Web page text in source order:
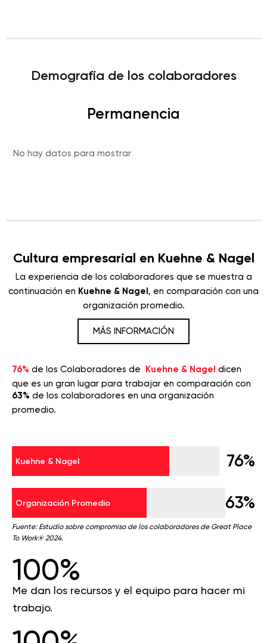
Demografía de los colaboradores
Permanencia
No hay datos para mostrar
Cultura empresarial en Kuehne & Nagel
La experiencia de los colaboradores que se muestra a
continuación en Kuehne & Nagel, en comparación con una
organización promedio.
MÁS INFORMACIÓN
76% de los Colaboradores de Kuehne & Nagel dicen
que es un gran lugar para trabajar en comparación con
63% de los colaboradores en una organización
promedio.
Kuehne & Nagel 76%
Organización Promedio 63%
Fuente: Estudio sobre compromiso de los colaboradores de Great Place
To Work® 2024.
100%
Me dan los recursos y el equipo para hacer mi
trabajo.